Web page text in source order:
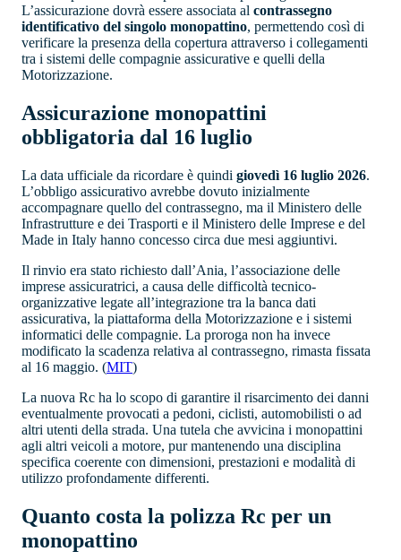
L’assicurazione dovrà essere associata al contrassegno
identificativo del singolo monopattino, permettendo così di
verificare la presenza della copertura attraverso i collegamenti
tra i sistemi delle compagnie assicurative e quelli della
Motorizzazione.
Assicurazione monopattini
obbligatoria dal 16 luglio
La data ufficiale da ricordare è quindi giovedì 16 luglio 2026.
L’obbligo assicurativo avrebbe dovuto inizialmente
accompagnare quello del contrassegno, ma il Ministero delle
Infrastrutture e dei Trasporti e il Ministero delle Imprese e del
Made in Italy hanno concesso circa due mesi aggiuntivi.
Il rinvio era stato richiesto dall’Ania, l’associazione delle
imprese assicuratrici, a causa delle difficoltà tecnico-
organizzative legate all’integrazione tra la banca dati
assicurativa, la piattaforma della Motorizzazione e i sistemi
informatici delle compagnie. La proroga non ha invece
modificato la scadenza relativa al contrassegno, rimasta fissata
al 16 maggio. (MIT⁠)
La nuova Rc ha lo scopo di garantire il risarcimento dei danni
eventualmente provocati a pedoni, ciclisti, automobilisti o ad
altri utenti della strada. Una tutela che avvicina i monopattini
agli altri veicoli a motore, pur mantenendo una disciplina
specifica coerente con dimensioni, prestazioni e modalità di
utilizzo profondamente differenti.
Quanto costa la polizza Rc per un
monopattino